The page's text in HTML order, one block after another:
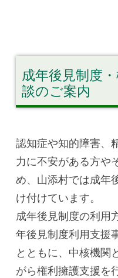
成年後見制度
談のご案内
認知症や知的障害、
力に不安がある方や
め、山添村では成年
け付けています。
成年後見制度の利用
年後見制度利用支援
とともに、中核機関
がら権利擁護支援を